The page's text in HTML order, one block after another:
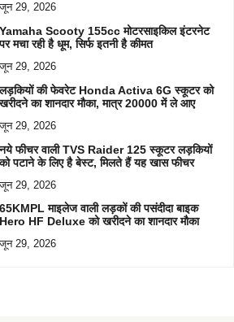
जून 29, 2026
Yamaha Scooty 155cc मोटरसाइकिल इंटरनेट
पर मचा रही है धूम, सिर्फ इतनी है कीमत
जून 29, 2026
लड़कियों की फेवरेट Honda Activa 6G स्कूटर को
खरीदने का शानदार मौका, मात्र 20000 में ले आए
जून 29, 2026
नये फीचर वाली TVS Raider 125 स्कूटर लड़कियों
को पटाने के लिए है बेस्ट, मिलते हैं यह खास फीचर
जून 29, 2026
65KMPL माइलेज वाली लड़कों की पसंदीदा बाइक
Hero HF Deluxe को खरीदने का शानदार मौका
जून 29, 2026